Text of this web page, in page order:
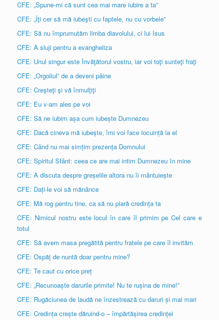
CFE: „Spune-mi că sunt cea mai mare iubire a ta”
CFE: „Îţi cer să mă iubeşti cu faptele, nu cu vorbele”
CFE: Să nu împrumutăm limba diavolului, ci lui Isus
CFE: A sluji pentru a evangheliza
CFE: Unul singur este Învăţătorul vostru, iar voi toţi sunteţi fraţi
CFE: „Orgoliul” de a deveni pâine
CFE: Creşteţi şi vă înmulţiţi
CFE: Eu v-am ales pe voi
CFE: Să ne iubim așa cum iubește Dumnezeu
CFE: Dacă cineva mă iubește, îmi voi face locuință la el
CFE: Când nu mai simțim prezența Domnului
CFE: Spiritul Sfânt: ceea ce are mai intim Dumnezeu în mine
CFE: A discuta despre greșelile altora nu îi mântuiește
CFE: Dați-le voi să mănânce
CFE: Mă rog pentru tine, ca să nu piară credința ta
CFE: Nimicul nostru este locul în care îl primim pe Cel care e
totul
CFE: Să avem masa pregătită pentru fratele pe care îl invităm
CFE: Ospăț de nuntă doar pentru mine?
CFE: Te caut cu orice preț
CFE: „Recunoaște darurile primite! Nu te rușina de mine!”
CFE: Rugăciunea de laudă ne înzestrează cu daruri și mai mari
CFE: Credința crește dăruind-o – împărtășirea credinței